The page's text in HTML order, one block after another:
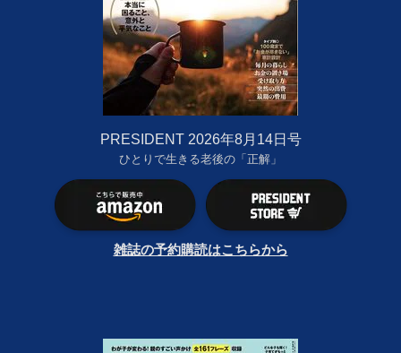
PRESIDENT 2026年8月14日号
ひとりで生きる老後の「正解」
雑誌の予約購読はこちらから